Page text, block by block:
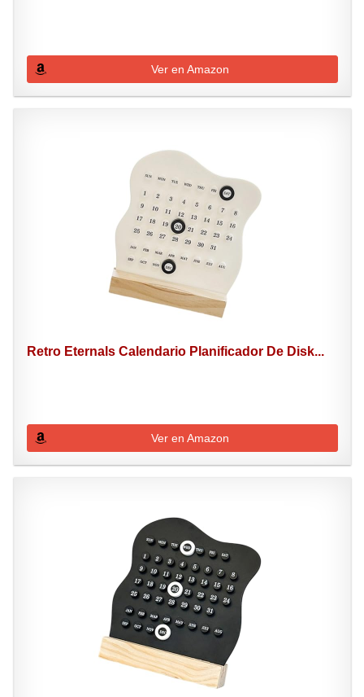
Ver en Amazon
Retro Eternals Calendario Planificador De Disk...
Ver en Amazon